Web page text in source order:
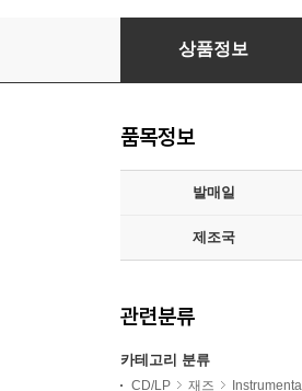
Harvey Mason (하비
상품정보
품목정보
발매일
제조국
관련분류
카테고리 분류
CD/LP 재즈 Instrumental